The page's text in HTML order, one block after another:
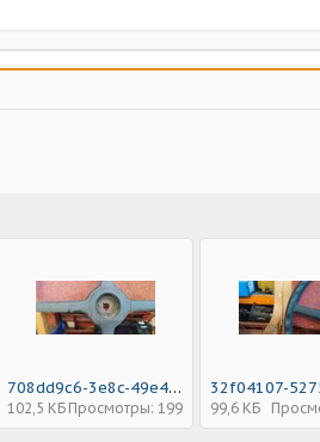
708dd9c6-3e8c-49e4-807f-b8aa8c2870c8.jpeg
102,5 КБ Просмотры: 199 99,6 КБ